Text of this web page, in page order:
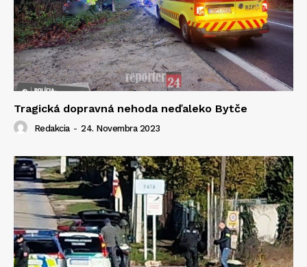
Tragická dopravná nehoda neďaleko Bytče
Redakcia - 24. Novembra 2023